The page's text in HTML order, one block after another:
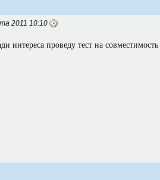
2011 10:10
интереса проведу тест на